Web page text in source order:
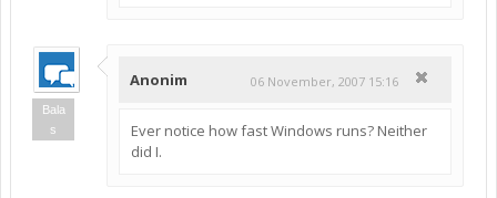
Bala
s
Anonim 06 November, 2007 15:16
Ever notice how fast Windows runs? Neither
did I.